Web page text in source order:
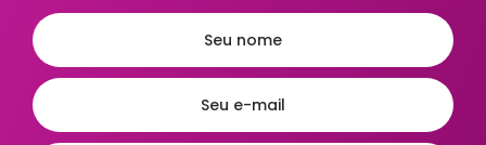
Menor Preço
Maior Preço
Mais Vendidos
Mais Acessados
Novidades